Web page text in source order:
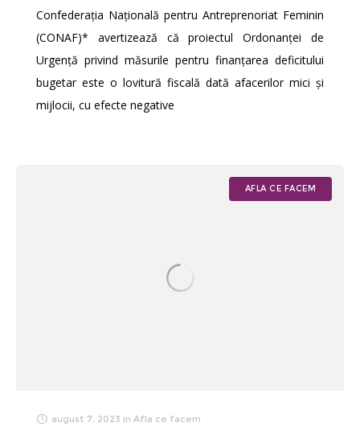
Confederația Națională pentru Antreprenoriat Feminin
(CONAF)* avertizează că proiectul Ordonanței de
Urgență privind măsurile pentru finanțarea deficitului
bugetar este o lovitură fiscală dată afacerilor mici și
mijlocii, cu efecte negative
AFLA CE FACEM
august 7, 2023 in Afla ce facem